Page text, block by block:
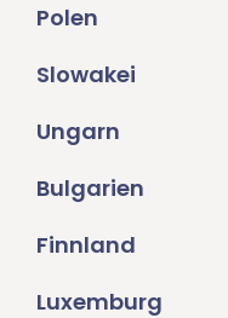
Polen
Slowakei
Ungarn
Bulgarien
Finnland
Luxemburg